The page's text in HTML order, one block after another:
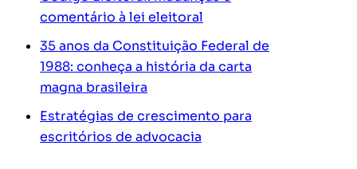
comentário à lei eleitoral
35 anos da Constituição Federal de
1988: conheça a história da carta
magna brasileira
Estratégias de crescimento para
escritórios de advocacia